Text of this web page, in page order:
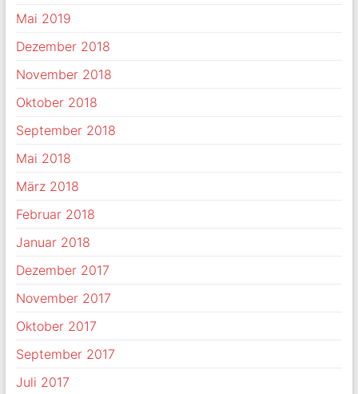
Mai 2019
Dezember 2018
November 2018
Oktober 2018
September 2018
Mai 2018
März 2018
Februar 2018
Januar 2018
Dezember 2017
November 2017
Oktober 2017
September 2017
Juli 2017